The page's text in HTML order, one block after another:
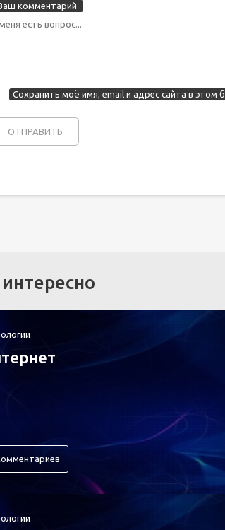
комментарий
Сохранить моё имя, email и адрес сайта в